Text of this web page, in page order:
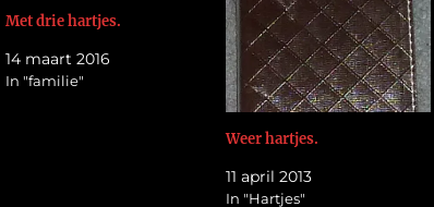
Met drie hartjes.
14 maart 2016
In "familie"
Weer hartjes.
11 april 2013
In "Hartjes"